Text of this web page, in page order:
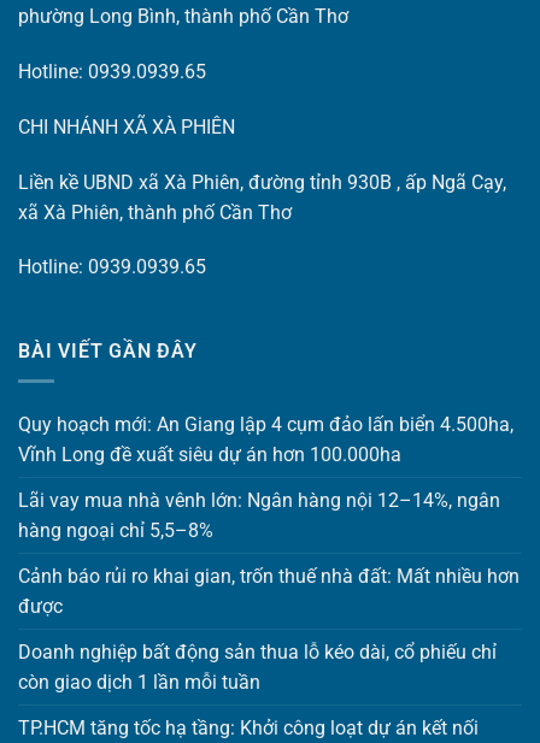
phường Long Bình, thành phố Cần Thơ
Hotline: 0939.0939.65
CHI NHÁNH XÃ XÀ PHIÊN
Liền kề UBND xã Xà Phiên, đường tỉnh 930B , ấp Ngã Cạy,
xã Xà Phiên, thành phố Cần Thơ
Hotline: 0939.0939.65
BÀI VIẾT GẦN ĐÂY
Quy hoạch mới: An Giang lập 4 cụm đảo lấn biển 4.500ha,
Vĩnh Long đề xuất siêu dự án hơn 100.000ha
Lãi vay mua nhà vênh lớn: Ngân hàng nội 12–14%, ngân
hàng ngoại chỉ 5,5–8%
Cảnh báo rủi ro khai gian, trốn thuế nhà đất: Mất nhiều hơn
được
Doanh nghiệp bất động sản thua lỗ kéo dài, cổ phiếu chỉ
còn giao dịch 1 lần mỗi tuần
TP.HCM tăng tốc hạ tầng: Khởi công loạt dự án kết nối